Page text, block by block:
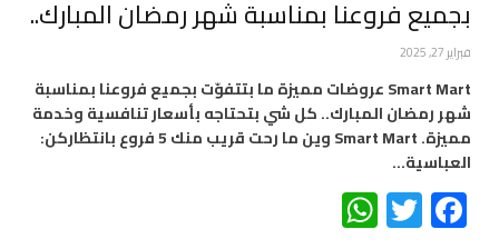
بجميع فروعنا بمناسبة شهر رمضان المبارك..
فبراير 27, 2025
Smart Mart عروضات مميزة ما بتتفوّت بجميع فروعنا بمناسبة
شهر رمضان المبارك.. كل شي بتحتاجه بأسعار تنافسية وخدمة
مميزة. Smart Mart وين ما رحت قريب منك 5 فروع بانتظاركن:
العباسية…
Facebook
Twitter